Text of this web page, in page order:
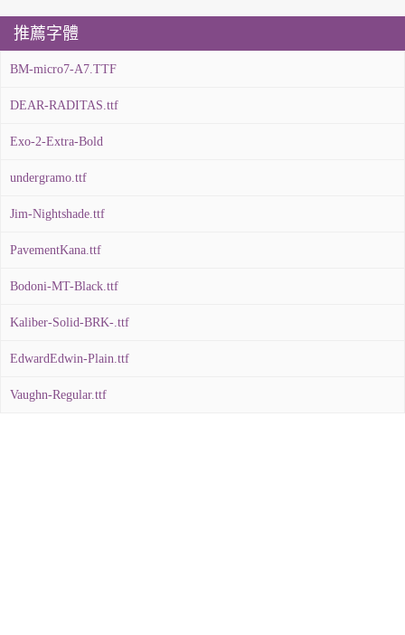
推薦字體
BM-micro7-A7.TTF
DEAR-RADITAS.ttf
Exo-2-Extra-Bold
undergramo.ttf
Jim-Nightshade.ttf
PavementKana.ttf
Bodoni-MT-Black.ttf
Kaliber-Solid-BRK-.ttf
EdwardEdwin-Plain.ttf
Vaughn-Regular.ttf